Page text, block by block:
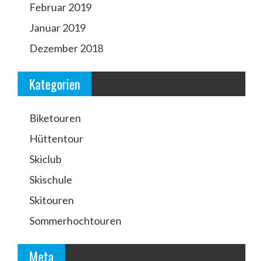
Februar 2019
Januar 2019
Dezember 2018
Kategorien
Biketouren
Hüttentour
Skiclub
Skischule
Skitouren
Sommerhochtouren
Meta